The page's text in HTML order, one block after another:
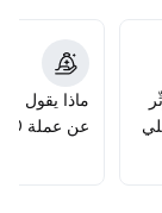
ماذا يقول
عن عملة UNO؟